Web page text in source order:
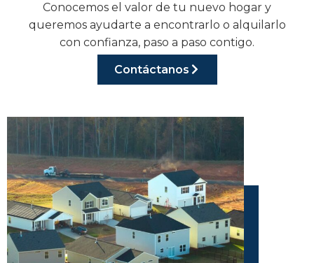
Conocemos el valor de tu nuevo hogar y
queremos ayudarte a encontrarlo o alquilarlo
con confianza, paso a paso contigo.
Contáctanos